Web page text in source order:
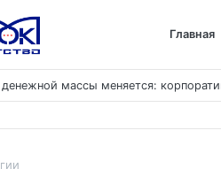
Главная
массы меняется: